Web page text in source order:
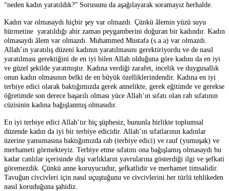
“neden kadın yaratıldık?” Sorusunu da aşağılayarak soramayız herhalde.
Kadın var olmasaydı hiçbir şey var olmazdı. Çünkü âlemin yüzü suyu
hürmetine yaratıldığı ahir zaman peygamberini doğuran bir kadındır. Kadın
olmasaydı âlem var olmazdı. Muhammed Mustafa (s.a.a) var olmazdı.
Allah’ın yaratılış düzeni kadının yaratılmasını gerektiriyordu ve de nasıl
yaratılması gerektiğini de en iyi bilen Allah olduğuna göre kadını da en iyi
ve güzel şekilde yaratmıştır. Kadına verdiği zarafet, incelik ve duygusallık
onun kadın olmasının belki de en büyük özelliklerindendir. Kadına en iyi
terbiye edici olarak baktığımızda gerek annelikte, gerek eğitimde ve gerekse
öğretimde son derece başarılı olması yüce Allah’ın sıfatı olan rab sıfatının
cüzisinin kadına bağışlanmış olmasıdır.
En iyi terbiye edici Allah’tır hiç şüphesiz; bununla birlikte toplumsal
düzende kadın da iyi bir terbiye edicidir. Allah’ın sıfatlarının kadınlar
üzerine yansımasına baktığımızda rab (terbiye edici) ve rauf (yumuşak) ve
merhameti görmekteyiz. Terbiye etme sıfatını ona bağışlamış olmasaydı bu
kadar canlılar içerisinde dişi varlıkların yavrularına gösterdiği ilgi ve şefkati
göremezdik. Çünkü anne koruyucudur, şefkatlidir ve merhamet timsalidir.
Tavuğun civcivleri için nasıl uçuştuğunu ve civcivlerini her türlü tehlikeden
nasıl koruduğuna şahidiz.